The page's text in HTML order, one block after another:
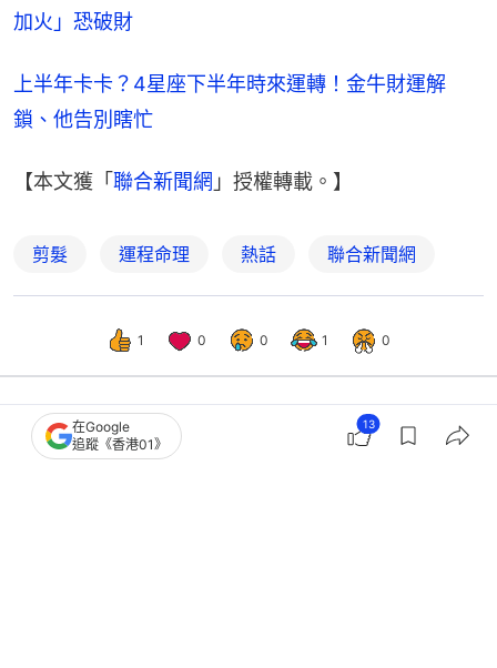
加火」恐破財
上半年卡卡？4星座下半年時來運轉！金牛財運解
鎖、他告別瞎忙
【本文獲「 聯合新聞網 」授權轉載。】
剪髮 運程命理 熱話 聯合新聞網
1 0 0 1 0
熱話 開罐
在Google
追蹤《香港01》
13